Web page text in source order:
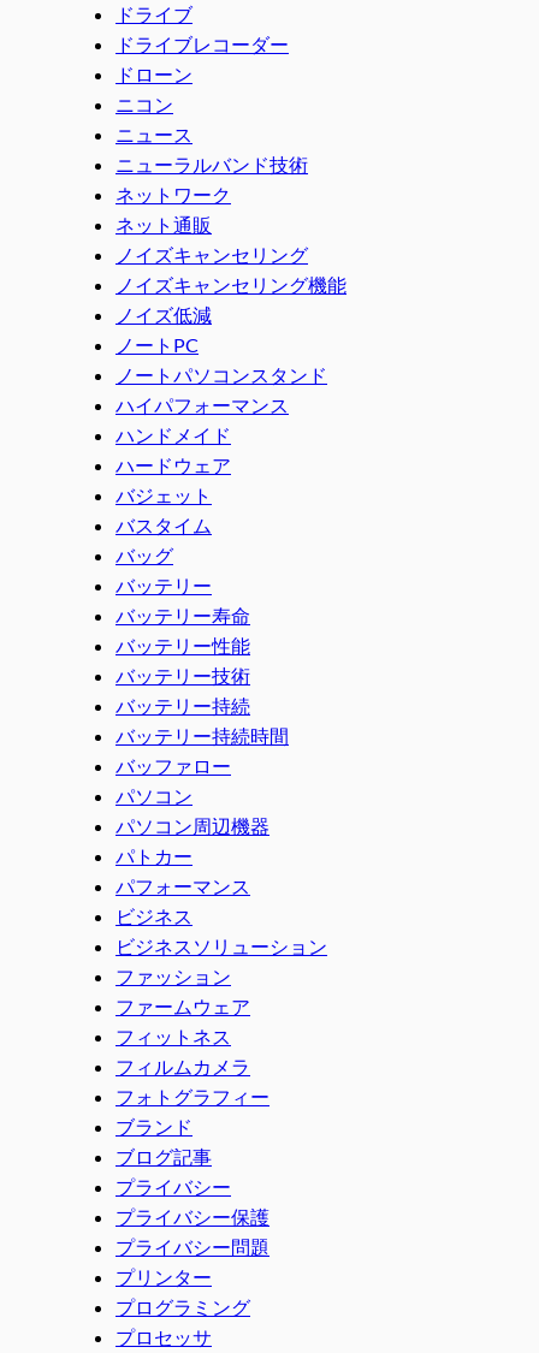
ドライブ
ドライブレコーダー
ドローン
ニコン
ニュース
ニューラルバンド技術
ネットワーク
ネット通販
ノイズキャンセリング
ノイズキャンセリング機能
ノイズ低減
ノートPC
ノートパソコンスタンド
ハイパフォーマンス
ハンドメイド
ハードウェア
バジェット
バスタイム
バッグ
バッテリー
バッテリー寿命
バッテリー性能
バッテリー技術
バッテリー持続
バッテリー持続時間
バッファロー
パソコン
パソコン周辺機器
パトカー
パフォーマンス
ビジネス
ビジネスソリューション
ファッション
ファームウェア
フィットネス
フィルムカメラ
フォトグラフィー
ブランド
ブログ記事
プライバシー
プライバシー保護
プライバシー問題
プリンター
プログラミング
プロセッサ